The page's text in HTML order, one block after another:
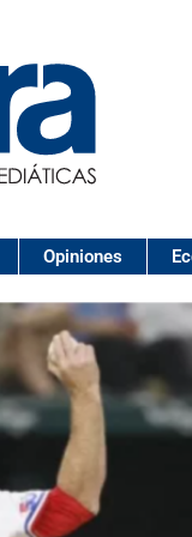
Opiniones